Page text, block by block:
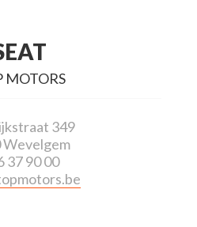
MOTORS
349
Wevelgem
37 90 00